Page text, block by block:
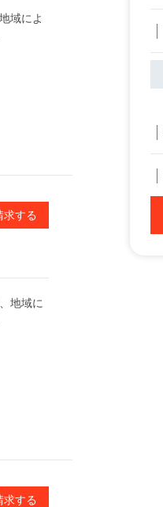
域によ
求する
地域に
求する